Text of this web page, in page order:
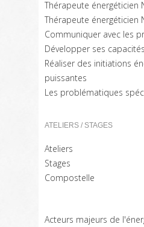
Thérapeute énergéticien
Thérapeute énergéticien
Communiquer avec les
Développer ses
Réaliser des initiations
puissantes
Les problématiques
ATELIERS / STAGES
Ateliers
Stages
Compostelle
Acteurs majeurs de